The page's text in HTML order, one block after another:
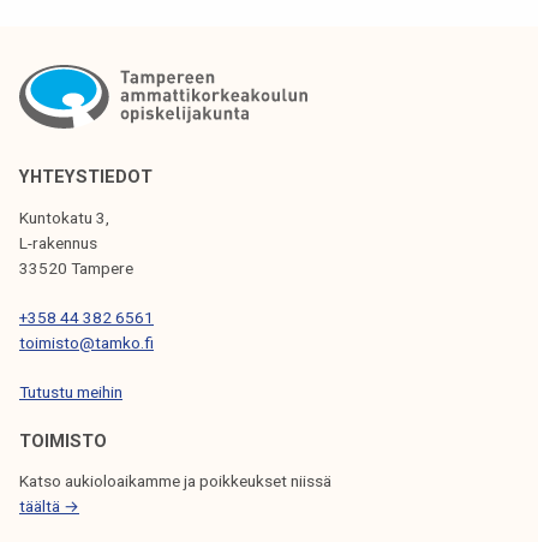
K
K
E
L
I
E
N
S
E
L
A
U
YHTEYSTIEDOT
Kuntokatu 3,
L-rakennus
33520 Tampere
+358 44 382 6561
toimisto@tamko.fi
Tutustu meihin
TOIMISTO
Katso aukioloaikamme ja poikkeukset niissä
täältä →